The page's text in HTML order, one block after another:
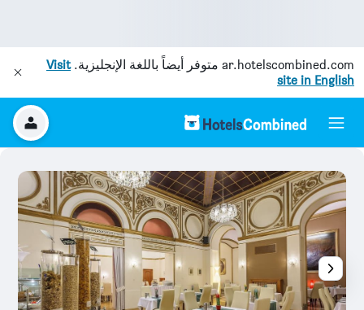
ar.hotelscombined.com متوفر أيضاً باللغة الإنجليزية.Visit
site in English